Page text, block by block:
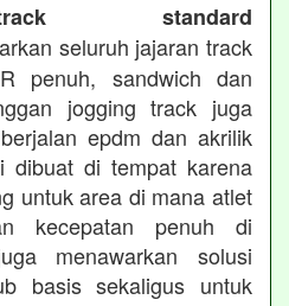
standard
seluruh jajaran track
penuh, sandwich dan
jogging track juga
epdm dan akrilik
dibuat di tempat karena
untuk area di mana atlet
kecepatan penuh di
menawarkan solusi
basis sekaligus untuk